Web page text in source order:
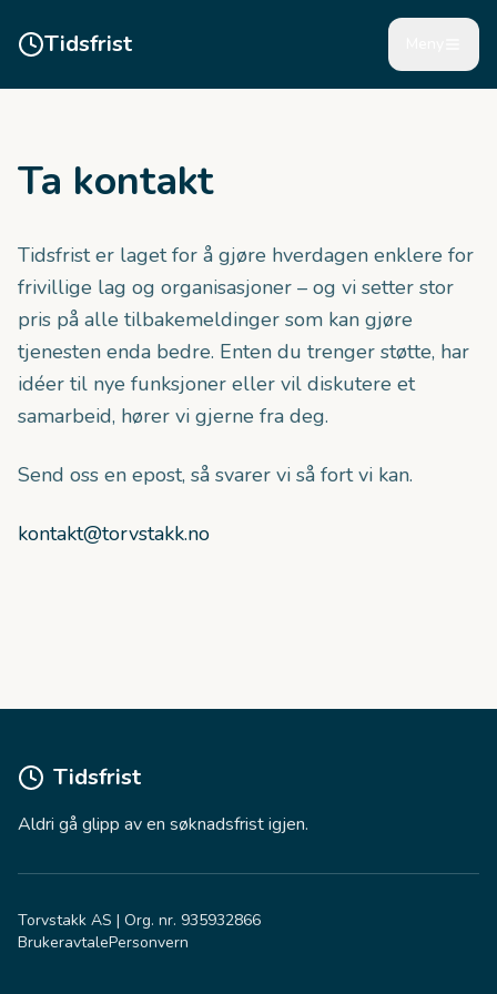
Tidsfrist
Ta kontakt
Tidsfrist er laget for å gjøre hverdagen enklere for
frivillige lag og organisasjoner – og vi setter stor
pris på alle tilbakemeldinger som kan gjøre
tjenesten enda bedre. Enten du trenger støtte, har
idéer til nye funksjoner eller vil diskutere et
samarbeid, hører vi gjerne fra deg.
Send oss en epost, så svarer vi så fort vi kan.
kontakt@torvstakk.no
Tidsfrist
Aldri gå glipp av en søknadsfrist igjen.
Torvstakk AS | Org. nr. 935932866
BrukeravtalePersonvern